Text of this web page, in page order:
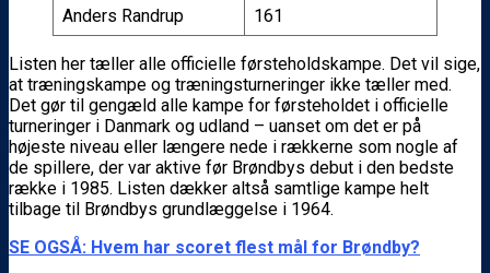
Anders Randrup
161
Listen her tæller alle officielle førsteholdskampe. Det vil sige,
at træningskampe og træningsturneringer ikke tæller med.
Det gør til gengæld alle kampe for førsteholdet i officielle
turneringer i Danmark og udland – uanset om det er på
højeste niveau eller længere nede i rækkerne som nogle af
de spillere, der var aktive før Brøndbys debut i den bedste
række i 1985. Listen dækker altså samtlige kampe helt
tilbage til Brøndbys grundlæggelse i 1964.
SE OGSÅ: Hvem har scoret flest mål for Brøndby?